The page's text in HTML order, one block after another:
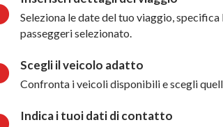
Seleziona le date del tuo viaggio,
passeggeri selezionato.
Scegli il veicolo adatto
Confronta i veicoli disponibili e scegli
Indica i tuoi dati di contatto